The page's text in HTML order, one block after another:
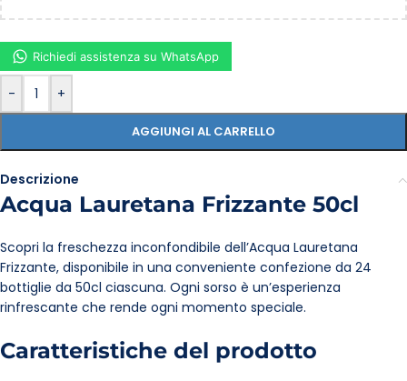
- +
AGGIUNGI AL CARRELLO
Richiedi assistenza su WhatsApp
Descrizione
Acqua Lauretana Frizzante 50cl
Scopri la freschezza inconfondibile dell’Acqua Lauretana
Frizzante, disponibile in una conveniente confezione da 24
bottiglie da 50cl ciascuna. Ogni sorso è un’esperienza
rinfrescante che rende ogni momento speciale.
Caratteristiche del prodotto